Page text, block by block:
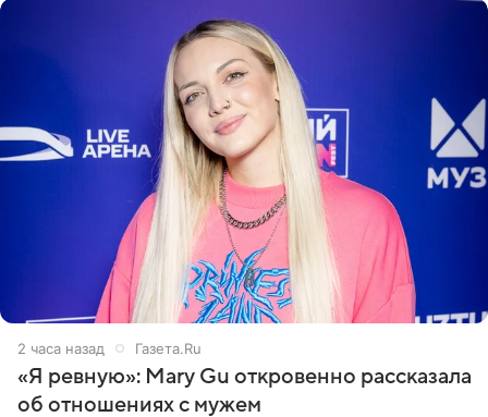
2 часа назад Газета.Ru
«Я ревную»: Mary Gu откровенно рассказала
об отношениях с мужем